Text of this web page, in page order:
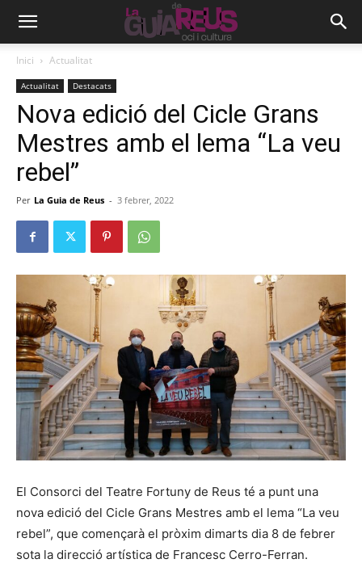
Inici Actualitat
Actualitat Destacats
Nova edició del Cicle Grans
Mestres amb el lema “La veu
rebel”
Per La Guia de Reus - 3 febrer, 2022
El Consorci del Teatre Fortuny de Reus té a punt una
nova edició del Cicle Grans Mestres amb el lema “La veu
rebel”, que començarà el pròxim dimarts dia 8 de febrer
sota la direcció artística de Francesc Cerro-Ferran.